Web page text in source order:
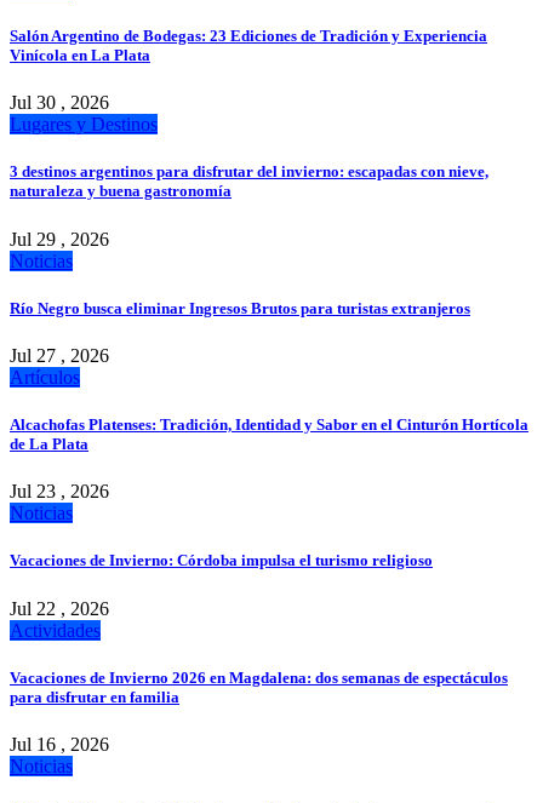
Salón Argentino de Bodegas: 23 Ediciones de Tradición y Experiencia
Vinícola en La Plata
Jul 30 , 2026
Lugares y Destinos
3 destinos argentinos para disfrutar del invierno: escapadas con nieve,
naturaleza y buena gastronomía
Jul 29 , 2026
Noticias
Río Negro busca eliminar Ingresos Brutos para turistas extranjeros
Jul 27 , 2026
Artículos
Alcachofas Platenses: Tradición, Identidad y Sabor en el Cinturón Hortícola
de La Plata
Jul 23 , 2026
Noticias
Vacaciones de Invierno: Córdoba impulsa el turismo religioso
Jul 22 , 2026
Actividades
Vacaciones de Invierno 2026 en Magdalena: dos semanas de espectáculos
para disfrutar en familia
Jul 16 , 2026
Noticias